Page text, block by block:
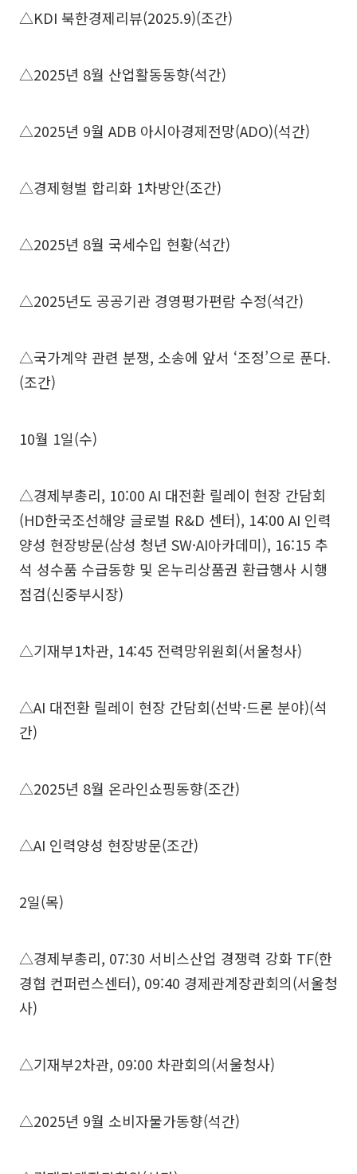
△KDI 북한경제리뷰(2025.9)(조간)
△2025년 8월 산업활동동향(석간)
△2025년 9월 ADB 아시아경제전망(ADO)(석간)
△경제형벌 합리화 1차방안(조간)
△2025년 8월 국세수입 현황(석간)
△2025년도 공공기관 경영평가편람 수정(석간)
△국가계약 관련 분쟁, 소송에 앞서 ‘조정’으로 푼다.
(조간)
10월 1일(수)
△경제부총리, 10:00 AI 대전환 릴레이 현장 간담회
(HD한국조선해양 글로벌 R&D 센터), 14:00 AI 인력
양성 현장방문(삼성 청년 SW·AI아카데미), 16:15 추
석 성수품 수급동향 및 온누리상품권 환급행사 시행
점검(신중부시장)
△기재부1차관, 14:45 전력망위원회(서울청사)
△AI 대전환 릴레이 현장 간담회(선박·드론 분야)(석
간)
△2025년 8월 온라인쇼핑동향(조간)
△AI 인력양성 현장방문(조간)
2일(목)
△경제부총리, 07:30 서비스산업 경쟁력 강화 TF(한
경협 컨퍼런스센터), 09:40 경제관계장관회의(서울청
사)
△기재부2차관, 09:00 차관회의(서울청사)
△2025년 9월 소비자물가동향(석간)